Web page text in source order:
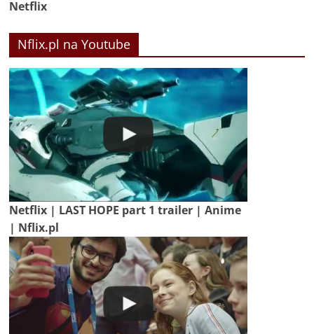
Netflix
Nflix.pl na Youtube
Netflix | LAST HOPE part 1 trailer | Anime
| Nflix.pl